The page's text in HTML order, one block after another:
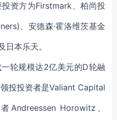
资方为Firstmark、柏尚投
、安德森·霍洛维茨基金
本乐天。
轮规模达2亿美元的D轮融
投投资者是Valiant Capital
Andreessen Horowitz、